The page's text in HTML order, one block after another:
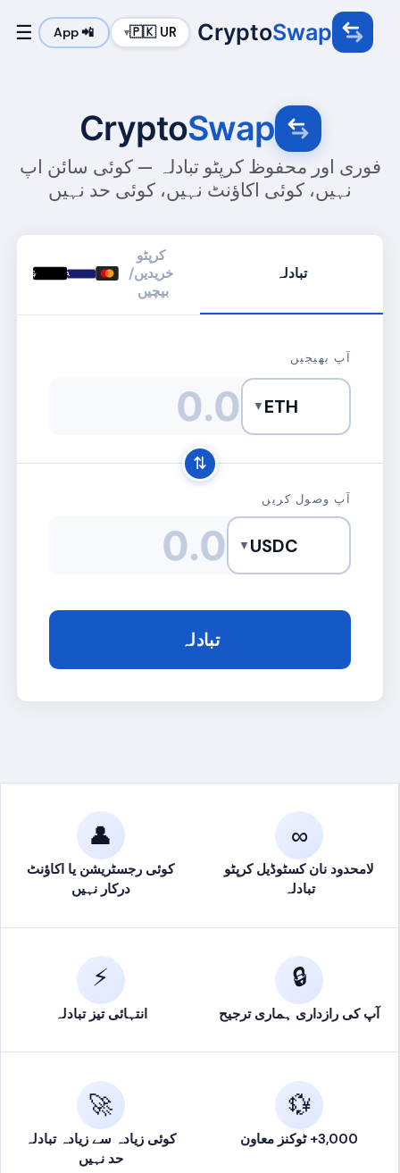
CryptoSwap
🇵🇰 UR
▾
📲 App
☰
CryptoSwap
فوری اور محفوظ کرپٹو تبادلہ — کوئی سائن اپ
نہیں، کوئی اکاؤنٹ نہیں، کوئی حد نہیں
تبادلہ
کرپٹو
خریدیں/
بیچیں
VISA
Pay

آپ بھیجیں
ETH
▼
⇅
آپ وصول کریں
USDC
▼
تبادلہ
آپ کا تبادلہ 3 تصدیق کریں
اپنا منزل والٹ پتہ درج کریں
📋 پیسٹ کریں
آپ کے فنڈز سیدھے اس پتے پر جاتے ہیں۔ کوئی اکاؤنٹ
درکار نہیں — ہم کبھی آپ کی کرپٹو نہیں رکھتے۔
∞
لامحدود نان کسٹوڈیل کرپٹو
تبادلہ
👤
کوئی رجسٹریشن یا اکاؤنٹ
درکار نہیں
🔒
آپ کی رازداری ہماری ترجیح
⚡
انتہائی تیز تبادلہ
💱
3,000+ ٹوکنز معاون
🚀
کوئی زیادہ سے زیادہ تبادلہ
حد نہیں